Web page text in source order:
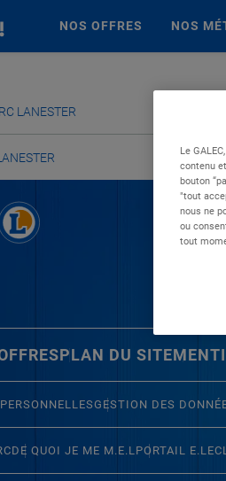
NOS OFFRES NOS
LANESTER
PLAN DU SITE
GESTION DES
DE QUOI JE ME M.E.LPORTAIL
Le
contenu
bouton
"tout
nous ne
ou
tout